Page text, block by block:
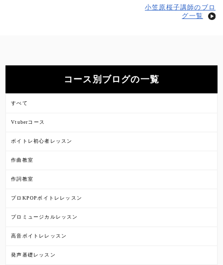
小笠原桜子講師のブロ
グ一覧
コース別ブログの一覧
すべて
Vtuberコース
ボイトレ初心者レッスン
作曲教室
作詞教室
プロKPOPボイトレレッスン
プロミュージカルレッスン
高音ボイトレレッスン
発声基礎レッスン